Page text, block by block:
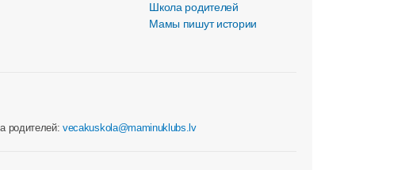
Школа родителей
Мамы пишут истории
родителей:vecakuskola@maminuklubs.lv